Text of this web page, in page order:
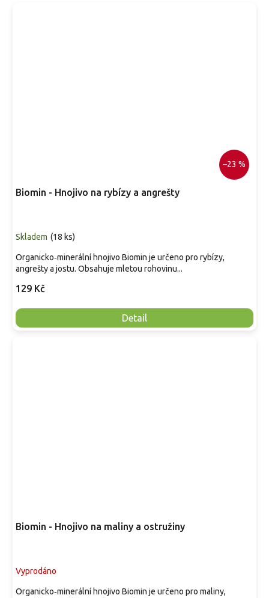
–23 %
Biomin - Hnojivo na rybízy a angrešty
Skladem (18 ks)
129 Kč
Detail
Organicko‑minerální hnojivo Biomin je určeno pro rybízy,
angrešty a jostu. Obsahuje mletou rohovinu...
Biomin - Hnojivo na maliny a ostružiny
Vyprodáno
Organicko‑minerální hnojivo Biomin je určeno pro maliny,